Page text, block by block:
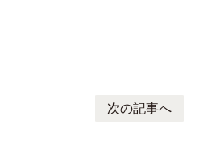
次の記事へ